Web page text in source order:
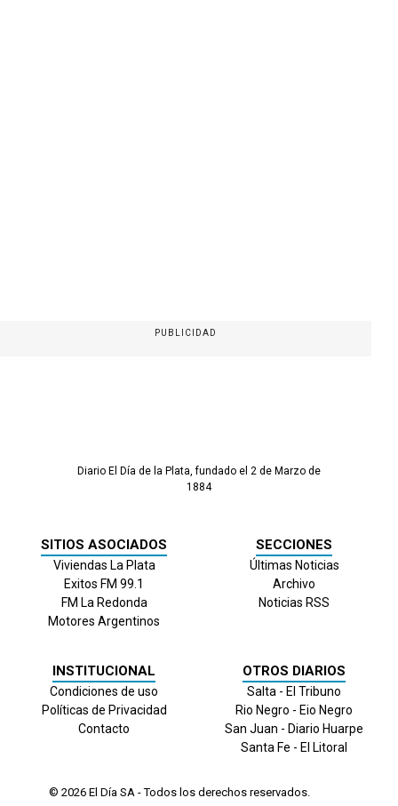
PUBLICIDAD
Diario El Día de la Plata, fundado el 2 de Marzo de
1884
SITIOS ASOCIADOS
Viviendas La Plata
Exitos FM 99.1
FM La Redonda
Motores Argentinos
SECCIONES
Últimas Noticias
Archivo
Noticias RSS
INSTITUCIONAL
Condiciones de uso
Políticas de Privacidad
Contacto
OTROS DIARIOS
Salta - El Tribuno
Rio Negro - Eio Negro
San Juan - Diario Huarpe
Santa Fe - El Litoral
© 2026 El Día SA - Todos los derechos reservados.